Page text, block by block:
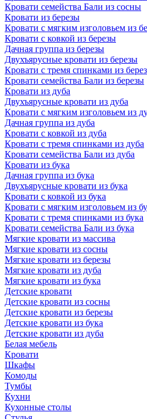
Кровати семейства Бали из сосны
Кровати из березы
Кровати с мягким изголовьем из
Кровати с ковкой из березы
Дачная группа из березы
Двухъярусные кровати из березы
Кровати с тремя спинками из
Кровати семейства Бали из березы
Кровати из дуба
Двухъярусные кровати из дуба
Кровати с мягким изголовьем из
Дачная группа из дуба
Кровати с ковкой из дуба
Кровати с тремя спинками из дуба
Кровати семейства Бали из дуба
Кровати из бука
Дачная группа из бука
Двухъярусные кровати из бука
Кровати с ковкой из бука
Кровати с мягким изголовьем из
Кровати с тремя спинками из бука
Кровати семейства Бали из бука
Мягкие кровати из массива
Мягкие кровати из сосны
Мягкие кровати из березы
Мягкие кровати из дуба
Мягкие кровати из бука
Детские кровати
Детские кровати из сосны
Детские кровати из березы
Детские кровати из бука
Детские кровати из дуба
Белая мебель
Кровати
Шкафы
Комоды
Тумбы
Кухни
Кухонные столы